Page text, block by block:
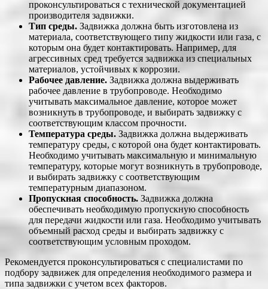
проконсультироваться с технической документацией
производителя задвижки.
Тип среды. Задвижка должна быть изготовлена из
материала, соответствующего типу жидкости или газа, с
которым она будет контактировать. Например, для
агрессивных сред требуется задвижка из специальных
материалов, устойчивых к коррозии.
Рабочее давление. Задвижка должна выдерживать
рабочее давление в трубопроводе. Необходимо
учитывать максимальное давление, которое может
возникнуть в трубопроводе, и выбирать задвижку с
соответствующим классом прочности.
Температура среды. Задвижка должна выдерживать
температуру среды, с которой она будет контактировать.
Необходимо учитывать максимальную и минимальную
температуру, которые могут возникнуть в трубопроводе,
и выбирать задвижку с соответствующим
температурным диапазоном.
Пропускная способность. Задвижка должна
обеспечивать необходимую пропускную способность
для передачи жидкости или газа. Необходимо учитывать
объемный расход среды и выбирать задвижку с
соответствующим условным проходом.
Рекомендуется проконсультироваться с специалистами по
подбору задвижек для определения необходимого размера и
типа задвижки с учетом всех факторов.